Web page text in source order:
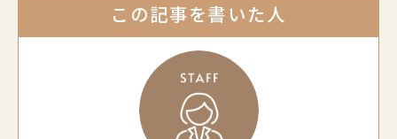
この記事を書いた人